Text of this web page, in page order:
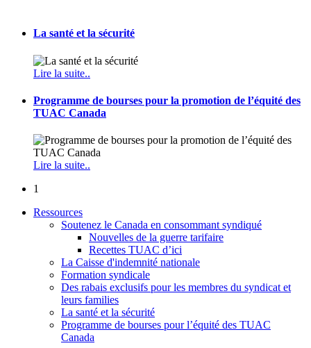
La santé et la sécurité
Lire la suite..
Programme de bourses pour la promotion de l’équité des
TUAC Canada
Lire la suite..
1
Ressources
Soutenez le Canada en consommant syndiqué
Nouvelles de la guerre tarifaire
Recettes TUAC d’ici
La Caisse d'indemnité nationale
Formation syndicale
Des rabais exclusifs pour les membres du syndicat et
leurs families
La santé et la sécurité
Programme de bourses pour l’équité des TUAC
Canada